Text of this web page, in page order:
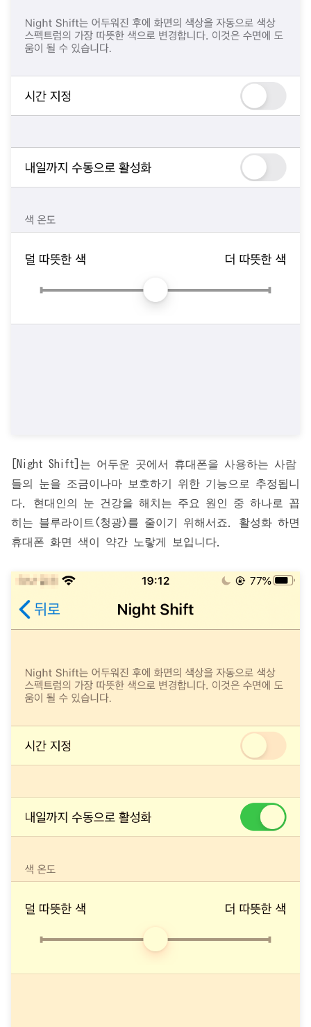
[Night Shift]는 어두운 곳에서 휴대폰을 사용하는 사람
들의 눈을 조금이나마 보호하기 위한 기능으로 추정됩니
다. 현대인의 눈 건강을 해치는 주요 원인 중 하나로 꼽
히는 블루라이트(청광)를 줄이기 위해서죠. 활성화 하면
휴대폰 화면 색이 약간 노랗게 보입니다.